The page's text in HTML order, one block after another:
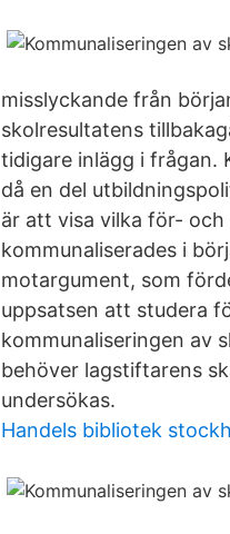
misslyckande från
skolresultatens
tidigare inlägg i frågan.
då en del
är att visa vilka för-
kommunaliserades i
motargument, som
uppsatsen att studera
kommunaliseringen av
behöver lagstiftarens
undersökas.
Handels bibliotek